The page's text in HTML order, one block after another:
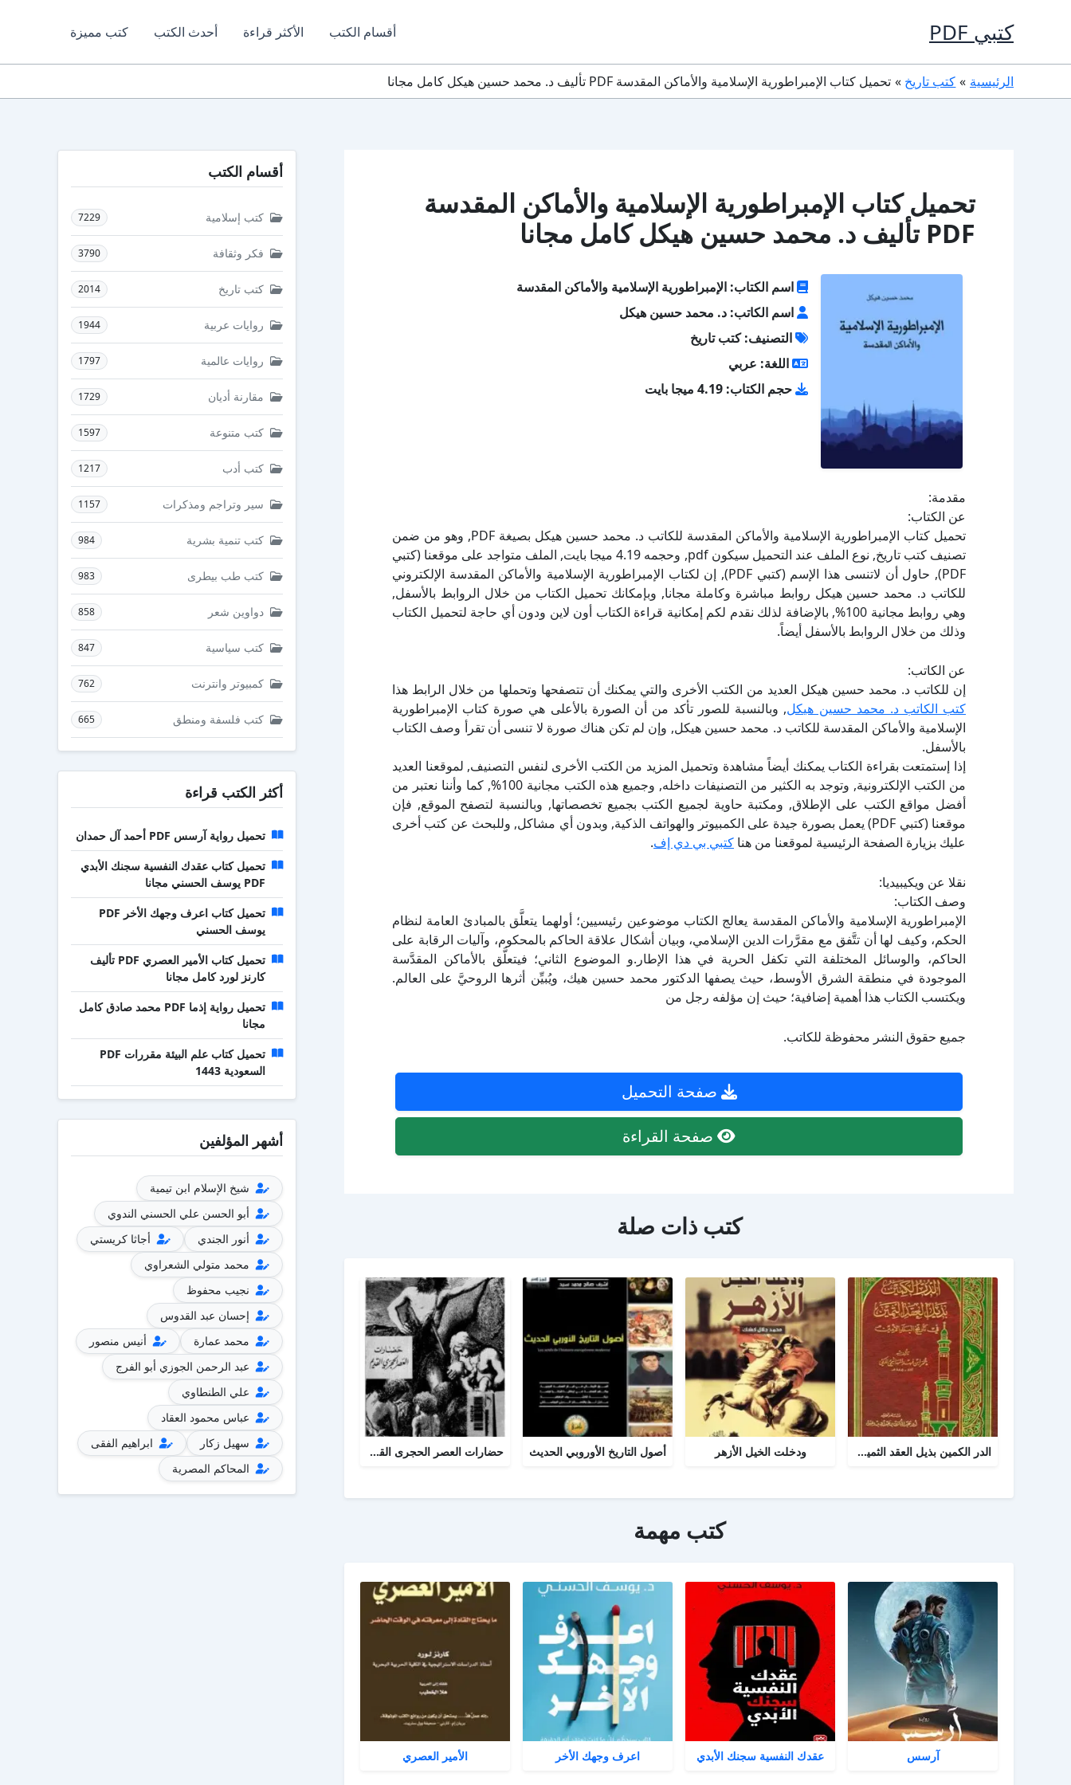
كتبي PDF أقسام الكتب الأكثر قراءة أحدث الكتب كتب مميزة
الرئيسية كتب تاريخ تحميل كتاب الإمبراطورية الإسلامية والأماكن المقدسة PDF تأليف د. محمد حسين هيكل كامل مجانا
تحميل كتاب الإمبراطورية الإسلامية والأماكن المقدسة
PDF تأليف د. محمد حسين هيكل كامل مجانا
اسم الكتاب: الإمبراطورية الإسلامية والأماكن المقدسة
اسم الكاتب: د. محمد حسين هيكل
التصنيف: كتب تاريخ
اللغة: عربي
حجم الكتاب: 4.19 ميجا بايت
مقدمة:
عن الكتاب:
تحميل كتاب الإمبراطورية الإسلامية والأماكن المقدسة للكاتب د. محمد حسين هيكل بصيغة PDF, وهو من ضمن
تصنيف كتب تاريخ, نوع الملف عند التحميل سيكون pdf, وحجمه 4.19 ميجا بايت, الملف متواجد على موقعنا (كتبي
PDF), حاول أن لاتنسى هذا الإسم (كتبي PDF), إن لكتاب الإمبراطورية الإسلامية والأماكن المقدسة الإلكتروني
للكاتب د. محمد حسين هيكل روابط مباشرة وكاملة مجانا, وبإمكانك تحميل الكتاب من خلال الروابط بالأسفل,
وهي روابط مجانية 100%, بالإضافة لذلك نقدم لكم إمكانية قراءة الكتاب أون لاين ودون أي حاجة لتحميل الكتاب
وذلك من خلال الروابط بالأسفل أيضاً.
عن الكاتب:
إن للكاتب د. محمد حسين هيكل العديد من الكتب الأخرى والتي يمكنك أن تتصفحها وتحملها من خلال الرابط هذا
كتب الكاتب د. محمد حسين هيكل, وبالنسبة للصور تأكد من أن الصورة بالأعلى هي صورة كتاب الإمبراطورية
الإسلامية والأماكن المقدسة للكاتب د. محمد حسين هيكل, وإن لم تكن هناك صورة لا تنسى أن تقرأ وصف الكتاب
بالأسفل.
إذا إستمتعت بقراءة الكتاب يمكنك أيضاً مشاهدة وتحميل المزيد من الكتب الأخرى لنفس التصنيف, لموقعنا العديد
من الكتب الإلكترونية, وتوجد به الكثير من التصنيفات داخله, وجميع هذه الكتب مجانية 100%, كما وأننا نعتبر من
أفضل مواقع الكتب على الإطلاق, ومكتبة حاوية لجميع الكتب بجميع تخصصاتها, وبالنسبة لتصفح الموقع, فإن
موقعنا (كتبي PDF) يعمل بصورة جيدة على الكمبيوتر والهواتف الذكية, وبدون أي مشاكل, وللبحث عن كتب أخرى
عليك بزيارة الصفحة الرئيسية لموقعنا من هنا كتبي بي دي إف.
نقلا عن ويكيبيديا:
وصف الكتاب:
الإمبراطورية الإسلامية والأماكن المقدسة يعالج الكتاب موضوعين رئيسيين؛ أولهما يتعلَّق بالمبادئ العامة لنظام
الحكم، وكيف لها أن تتَّفق مع مقرَّرات الدين الإسلامي، وبيان أشكال علاقة الحاكم بالمحكوم، وآليات الرقابة على
الحاكم، والوسائل المختلفة التي تكفل الحرية في هذا الإطار.و الموضوع الثاني؛ فيتعلَّق بالأماكن المقدَّسة
الموجودة في منطقة الشرق الأوسط، حيث يصفها الدكتور محمد حسين هيك، ويُبيِّن أثرها الروحيَّ على العالم.
ويكتسب الكتاب هذا أهمية إضافية؛ حيث إن مؤلفه رجل من
جميع حقوق النشر محفوظة للكاتب.
صفحة التحميل
صفحة القراءة
كتب ذات صلة
الدر الكمين بذيل العقد الثمين في تاريخ البلد الأمين ودخلت الخيل الأزهر أصول التاريخ الأوروبي الحديث حضارات العصر الحجرى القديم
كتب مهمة
آرسس عقدك النفسية سجنك الأبدي اعرف وجهك الأخر الأمير العصري
أقسام الكتب
كتب إسلامية 7229
فكر وثقافة 3790
كتب تاريخ 2014
روايات عربية 1944
روايات عالمية 1797
مقارنة أديان 1729
كتب متنوعة 1597
كتب أدب 1217
سير وتراجم ومذكرات 1157
كتب تنمية بشرية 984
كتب طب بيطرى 983
دواوين شعر 858
كتب سياسية 847
كمبيوتر وانترنت 762
كتب فلسفة ومنطق 665
أكثر الكتب قراءة
تحميل رواية آرسس PDF أحمد آل حمدان
تحميل كتاب عقدك النفسية سجنك الأبدي
PDF يوسف الحسني مجانا
تحميل كتاب اعرف وجهك الأخر PDF
يوسف الحسني
تحميل كتاب الأمير العصري PDF تأليف
كارنز لورد كامل مجانا
تحميل رواية إذما PDF محمد صادق كامل
مجانا
تحميل كتاب علم البيئة مقررات PDF
السعودية 1443
أشهر المؤلفين
شيخ الإسلام ابن تيمية
أبو الحسن علي الحسني الندوي
أنور الجندي
أجاثا كريستي
محمد متولي الشعراوي
نجيب محفوظ
إحسان عبد القدوس
محمد عمارة
أنيس منصور
عبد الرحمن الجوزي أبو الفرج
علي الطنطاوي
عباس محمود العقاد
سهيل زكار
ابراهيم الفقى
المحاكم المصرية